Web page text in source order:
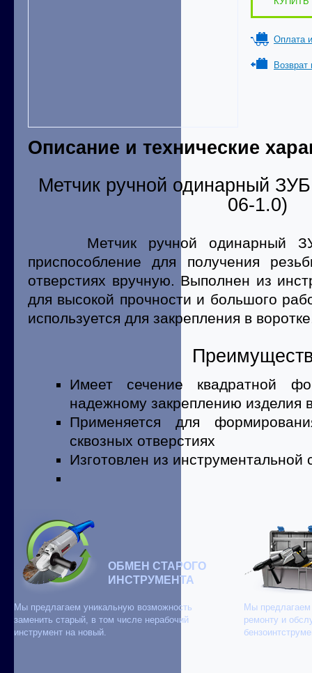
Оплата
Возврат
Описание и технические
Метчик ручной одинарный
06-1.0)
Метчик ручной одинарный
приспособление для получения
отверстиях вручную. Выполнен из
для высокой прочности и большого
используется для закрепления в
Имеет сечение квадратной
надежному закреплению изделия
Применяется для
сквозных отверстиях
Изготовлен из инструментальной
ОБМЕН СТАРОГО
ИНСТРУМЕНТА
Мы предлагаем уникальную возможность
заменить старый, в том числе нерабочий
инструмент на новый.
Мы предлагаем
ремонту и